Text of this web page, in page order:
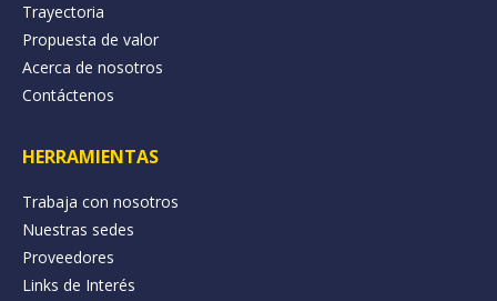
Trayectoria
Propuesta de valor
Acerca de nosotros
Contáctenos
HERRAMIENTAS
Trabaja con nosotros
Nuestras sedes
Proveedores
Links de Interés